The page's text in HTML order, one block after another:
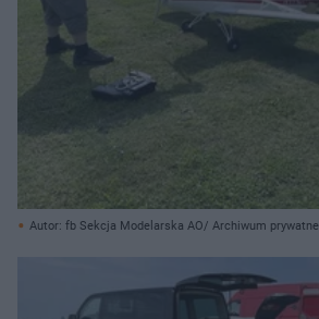
Autor: fb Sekcja Modelarska AO/ Archiwum prywatne